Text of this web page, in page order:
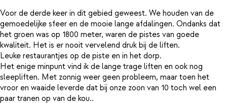
Voor de derde keer in dit gebied geweest. We houden van de
gemoedelijke sfeer en de mooie lange afdalingen. Ondanks dat
het groen was op 1800 meter, waren de pistes van goede
kwaliteit. Het is er nooit vervelend druk bij de liften.
Leuke restaurantjes op de piste en in het dorp.
Het enige minpunt vind ik de lange trage liften en ook nog
sleepliften. Met zonnig weer geen probleem, maar toen het
vroor en waaide leverde dat bij onze zoon van 10 toch wel een
paar tranen op van de kou..